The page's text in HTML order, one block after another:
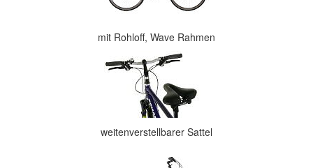
mit Rohloff, Wave Rahmen
weitenverstellbarer Sattel